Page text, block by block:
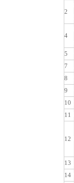
2
4
5
7
8
9
10
11
12
13
14